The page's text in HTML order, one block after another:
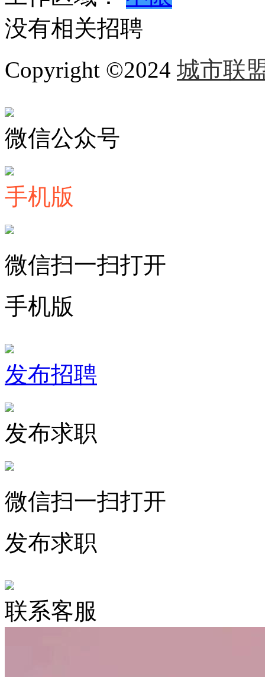
没有相关招聘
Copyright ©2024 城市联
微信公众号
手机版
微信扫一扫打开
手机版
发布招聘
发布求职
微信扫一扫打开
发布求职
联系客服